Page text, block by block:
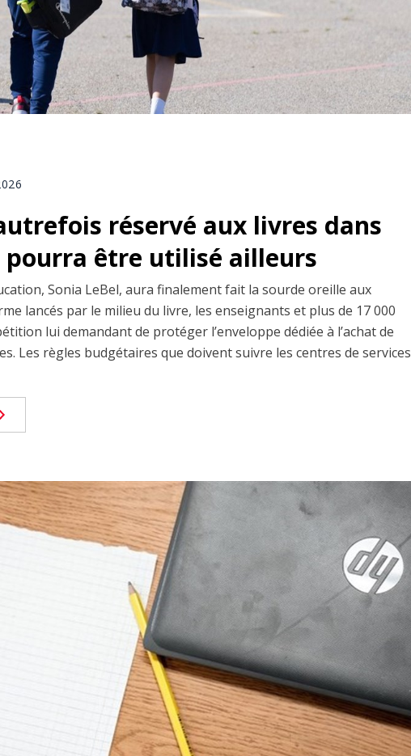
réservé aux livres dans
pourra être utilisé ailleurs
Sonia LeBel, aura finalement fait la sourde oreille aux
lancés par le milieu du livre, les enseignants et plus de 17 000
lui demandant de protéger l’enveloppe dédiée à l’achat de
Les règles budgétaires que doivent suivre les centres de services